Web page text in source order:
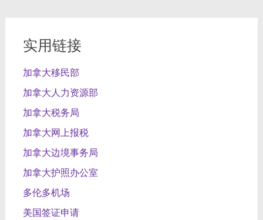
实用链接
加拿大移民部
加拿大人力资源部
加拿大税务局
加拿大网上报税
加拿大边境事务局
加拿大护照办公室
多伦多机场
美国签证申请